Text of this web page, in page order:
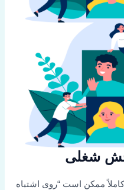
شغلی
ممکن است “روی اشتباه